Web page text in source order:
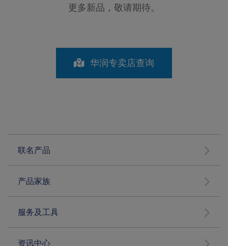
更多新品，敬请期待。
华润专卖店查询
联名产品
产品家族
服务及工具
资讯中心